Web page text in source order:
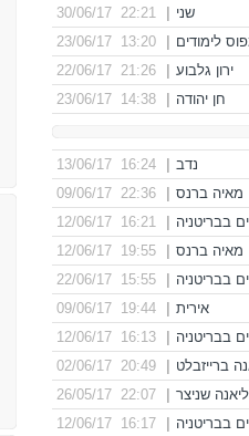
שני
22:21 30/06/17
לימודים
13:20 23/06/17
ירון גלבוע
21:26 22/06/17
חן יהודה
14:38 23/06/17
נדב
16:24 13/06/17
מאיה ברנס
22:36 09/06/17
בבריטניה
16:21 12/06/17
מאיה ברנס
19:55 12/06/17
בבריטניה
15:55 22/06/17
אירית
19:44 09/06/17
בבריטניה
16:13 12/06/17
ברייזבלט
20:49 02/06/17
שניצר
22:07 26/05/17
בבריטניה
16:17 12/06/17